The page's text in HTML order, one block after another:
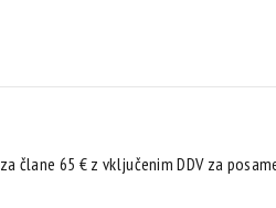
65 € z vključenim DDV za